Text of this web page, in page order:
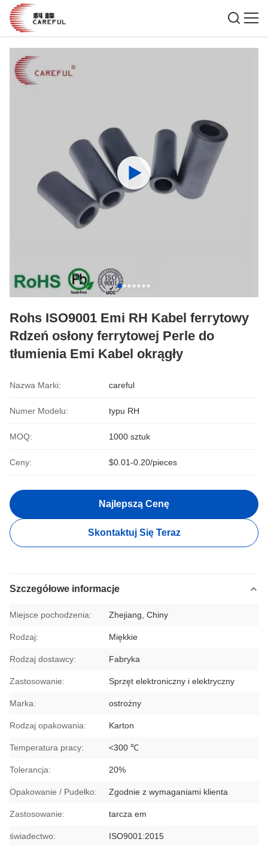
Rohs ISO9001 Emi RH Kabel ferrytowy
Rdzeń osłony ferrytowej Perle do
tłumienia Emi Kabel okrągły
Nazwa Marki: careful
Numer Modelu: typu RH
MOQ: 1000 sztuk
Ceny: $0.01-0.20/pieces
Najlepszą Cenę
Skontaktuj Się Teraz
Szczegółowe informacje
Miejsce pochodzenia: Zhejiang, Chiny
Rodzaj: Miękkie
Rodzaj dostawcy: Fabryka
Zastosowanie: Sprzęt elektroniczny i elektryczny
Marka: ostrożny
Rodzaj opakowania: Karton
Temperatura pracy: <300 ℃
Tolerancja: 20%
Opakowanie / Pudełko: Zgodnie z wymaganiami klienta
Zastosowanie: tarcza em
świadectwo: ISO9001:2015